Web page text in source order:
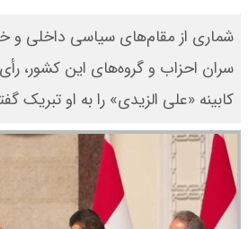
شماری از مقام‌های سیاسی داخلی و
سران احزاب و گروه‌های این کشور،
کابینه «علی الزیدی» را به او تبریک